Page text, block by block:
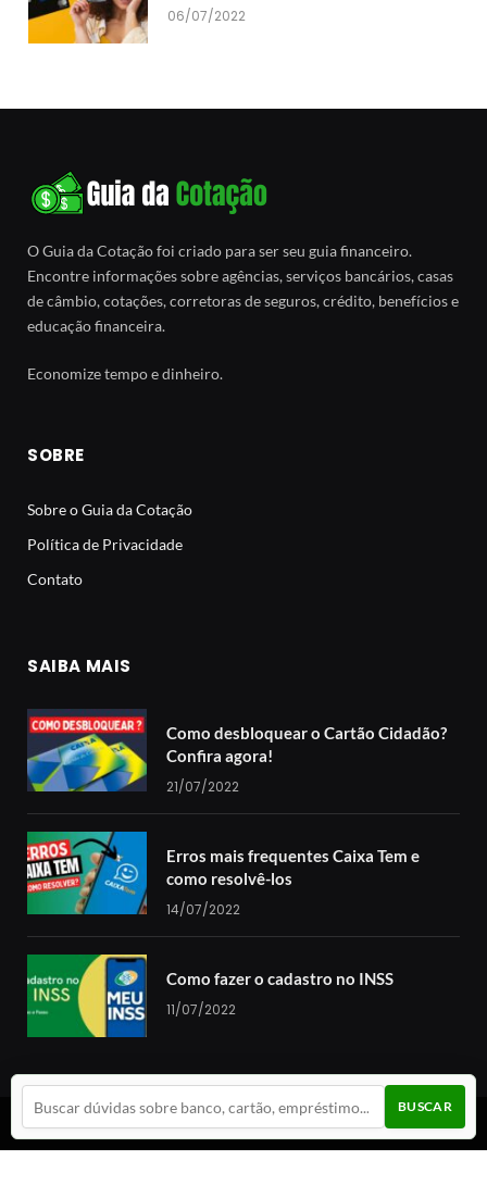
BUSCAR
06/07/2022
O Guia da Cotação foi criado para ser seu guia financeiro.
Encontre informações sobre agências, serviços bancários, casas
de câmbio, cotações, corretoras de seguros, crédito, benefícios e
educação financeira.
Economize tempo e dinheiro.
SOBRE
Sobre o Guia da Cotação
Política de Privacidade
Contato
SAIBA MAIS
Como desbloquear o Cartão Cidadão?
Confira agora!
21/07/2022
Erros mais frequentes Caixa Tem e
como resolvê-los
14/07/2022
Como fazer o cadastro no INSS
11/07/2022
© 2024 Guia da Cotação. Todos os direitos reservados